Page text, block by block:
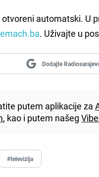
automatski. U
. Uživajte u
Dodajte
putem aplikacije za
, kao i putem našeg
#televizija